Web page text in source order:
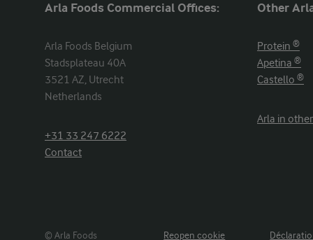
Arla Foods Commercial Offices:
Arla Foods Belgium
Stadsplateau 40A
3521 AZ, Utrecht
Netherlands
+31 33 247 6222
Contact
Other
Protein ®
Apetina ®
Castello ®
Arla in
© Arla Foods Reopen cookie